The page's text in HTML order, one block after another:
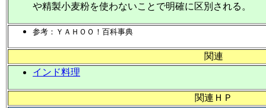
や精製小麦粉を使わないことで明確に区別される。
参考：ＹＡＨＯＯ！百科事典
関連
インド料理
関連ＨＰ